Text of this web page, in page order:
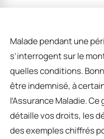
Malade pendant une
s’interrogent sur le
quelles conditions.
être indemnisé, à
l’Assurance Maladie.
détaille vos droits, les
des exemples chiffrés